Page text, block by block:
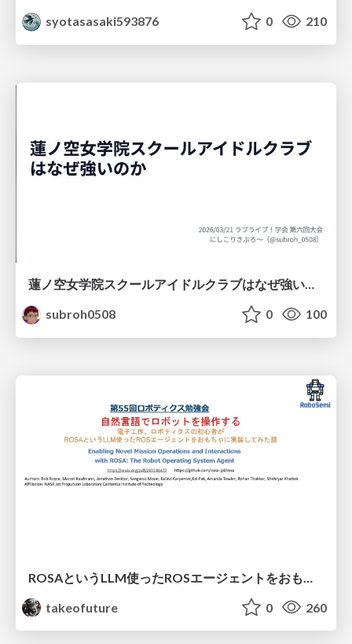
syotasasaki593876
0 210
蓮ノ空女学院スクールアイドルクラブはなぜ強いのか
subroh0508
0 100
takeofuture
0 260